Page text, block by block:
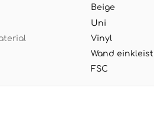
Beige
Uni
Vinyl
Wand
FSC